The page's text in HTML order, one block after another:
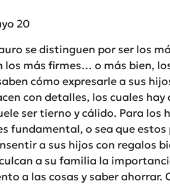
20
se distinguen por ser los
los más firmes… o más bien,
cómo expresarle a sus
con detalles, los cuales
ser tierno y cálido. Para los
fundamental, o sea que
a sus hijos con regalos
a su familia la
a las cosas y saber ahorrar.